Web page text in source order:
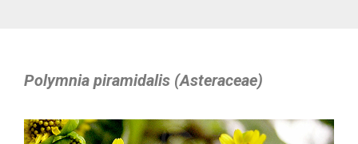
Polymnia piramidalis (Asteraceae)